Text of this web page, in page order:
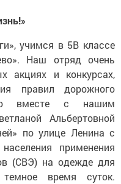
учимся в 5В классе
Наш отряд очень
акциях и конкурсах,
правил дорожного
вместе с нашим
Альбертовной
по улице Ленина с
применения
(СВЭ) на одежде для
время суток.